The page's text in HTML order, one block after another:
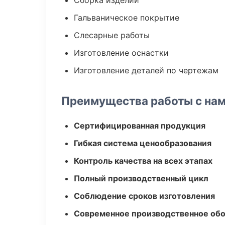
Гальваническое покрытие
Слесарные работы
Изготовление оснастки
Изготовление деталей по чертежам
Преимущества работы с
Сертифицированная продукция
Гибкая система ценообразования
Контроль качества на всех этапах
Полный производственный цикл
Соблюдение сроков изготовления
Современное производственное